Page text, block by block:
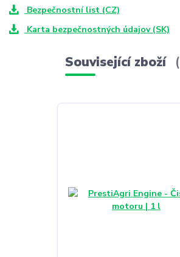
Bezpečnostní list (CZ)
Karta bezpečnostných údajov (SK)
Související zboží